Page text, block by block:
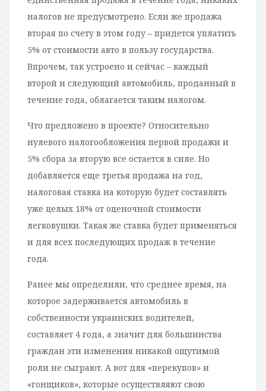
налогов не предусмотрено. Если же продажа
вторая по счету в этом году – придется уплатить
5% от стоимости авто в пользу государства.
Впрочем, так устроено и сейчас – каждый
второй и следующий автомобиль, проданный в
течение года, облагается таким налогом.
Что предложено в проекте? Относительно
нулевого налогообложения первой продажи и
5% сбора за вторую все остается в силе. Но
добавляется еще третья продажа на год,
налоговая ставка на которую будет составлять
уже целых 18% от оценочной стоимости
легковушки. Такая же ставка будет применяться
и для всех последующих продаж в течение
года.
Ранее мы определили, что среднее время, на
которое задерживается автомобиль в
собственности украинских водителей,
составляет 4 года, а значит для большинства
граждан эти изменения никакой ощутимой
роли не сыграют. А вот для «перекупов» и
«гонщиков», которые осуществляют свою